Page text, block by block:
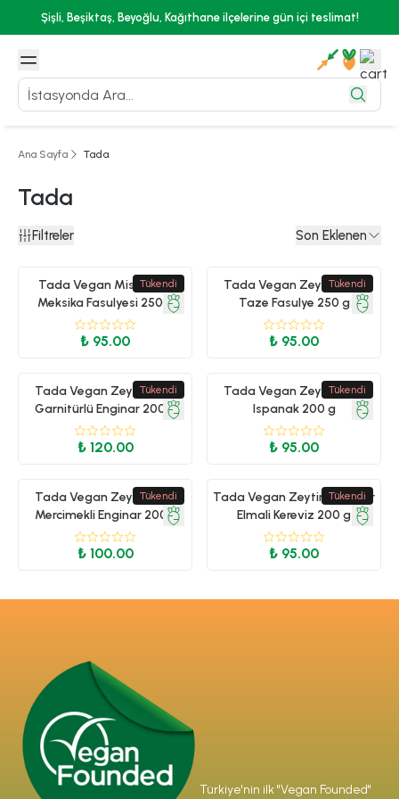
Şişli, Beşiktaş, Beyoğlu, Kağıthane ilçelerine gün içi teslimat!
Ana Sayfa Tada
Tada
Filtreler Son Eklenen
Tükendi
Tada Vegan Misirli Acili
Meksika Fasulyesi 250 g
₺ 95.00
Tükendi
Tada Vegan Zeytinyagli
Taze Fasulye 250 g
₺ 95.00
Tükendi
Tada Vegan Zeytinyagli
Garnitürlü Enginar 200 g
₺ 120.00
Tükendi
Tada Vegan Zeytinyagli
Ispanak 200 g
₺ 95.00
Tükendi
Tada Vegan Zeytinyagli
Mercimekli Enginar 200g
₺ 100.00
Tükendi
Tada Vegan Zeytinyagli Yer
Elmali Kereviz 200 g
₺ 95.00
Türkiye'nin ilk "Vegan Founded"